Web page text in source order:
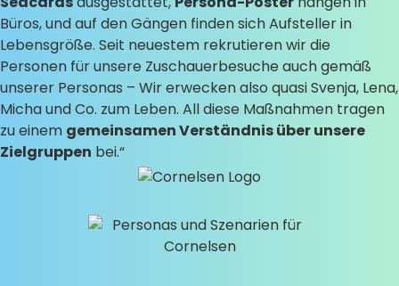
Büros, und auf den Gängen finden sich Aufsteller in
Lebensgröße. Seit neuestem rekrutieren wir die
Personen für unsere Zuschauerbesuche auch gemäß
unserer Personas – Wir erwecken also quasi Svenja, Lena,
Micha und Co. zum Leben. All diese Maßnahmen tragen
zu einem gemeinsamen Verständnis über unsere
Zielgruppen bei.“